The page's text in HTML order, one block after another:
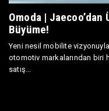
Omoda |
Büyüme!
Yeni nesil mobilite vizyonuyla
otomotiv markalarından biri
satış...